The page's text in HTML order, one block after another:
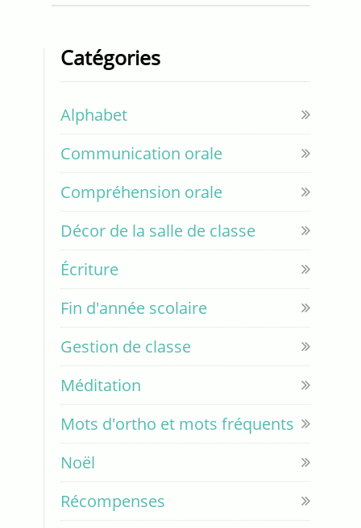
Catégories
Alphabet
Communication orale
Compréhension orale
Décor de la salle de classe
Écriture
Fin d'année scolaire
Gestion de classe
Méditation
Mots d'ortho et mots fréquents
Noël
Récompenses